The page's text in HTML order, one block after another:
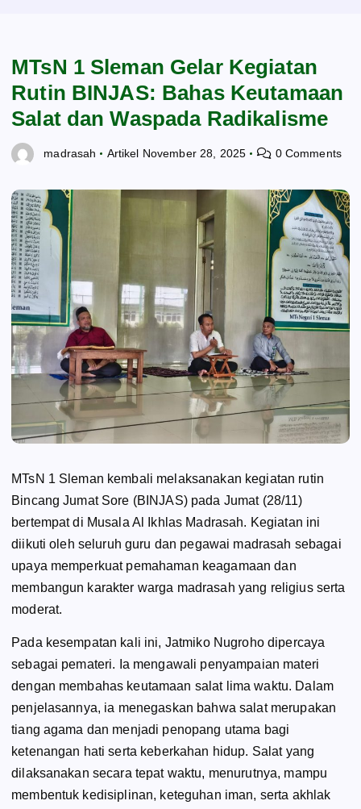
MTsN 1 Sleman Gelar Kegiatan
Rutin BINJAS: Bahas Keutamaan
Salat dan Waspada Radikalisme
madrasah Artikel November 28, 2025 0 Comments
MTsN 1 Sleman kembali melaksanakan kegiatan rutin
Bincang Jumat Sore (BINJAS) pada Jumat (28/11)
bertempat di Musala Al Ikhlas Madrasah. Kegiatan ini
diikuti oleh seluruh guru dan pegawai madrasah sebagai
upaya memperkuat pemahaman keagamaan dan
membangun karakter warga madrasah yang religius serta
moderat.
Pada kesempatan kali ini, Jatmiko Nugroho dipercaya
sebagai pemateri. Ia mengawali penyampaian materi
dengan membahas keutamaan salat lima waktu. Dalam
penjelasannya, ia menegaskan bahwa salat merupakan
tiang agama dan menjadi penopang utama bagi
ketenangan hati serta keberkahan hidup. Salat yang
dilaksanakan secara tepat waktu, menurutnya, mampu
membentuk kedisiplinan, keteguhan iman, serta akhlak